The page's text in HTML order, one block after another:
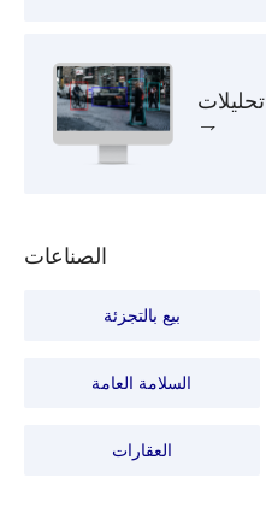
تحليلات
الصناعات
بيع بالتجزئة
السلامة العامة
العقارات